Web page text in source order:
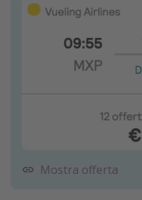
Mostra offerta